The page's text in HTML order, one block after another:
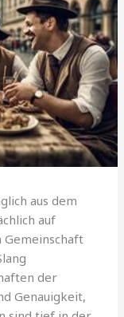
aus dem
auf
Gemeinschaft
der
Genauigkeit,